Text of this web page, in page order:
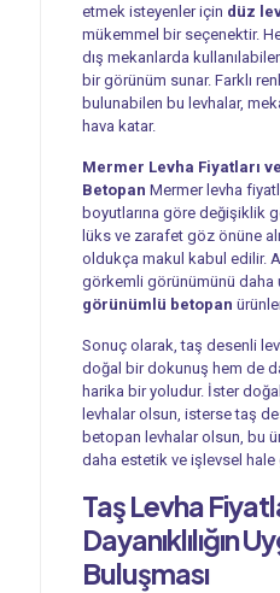
etmek isteyenler için düz
mükemmel bir seçenektir.
dış mekanlarda
bir görünüm sunar. Farklı
bulunabilen bu levhalar,
hava katar.
Mermer Levha Fiyatları
Betopan Mermer levha
boyutlarına göre değişiklik
lüks ve zarafet göz önüne
oldukça makul kabul edilir.
görkemli görünümünü daha
görünümlü betopan
Sonuç olarak, taş desenli
doğal bir dokunuş hem de
harika bir yoludur. İster
levhalar olsun, isterse taş
betopan levhalar olsun, bu
daha estetik ve işlevsel
Taş Levha
Dayanıklılığın
Buluşması